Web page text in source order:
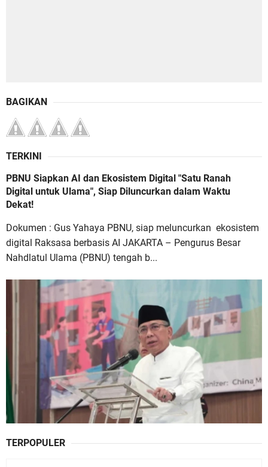
BAGIKAN
TERKINI
PBNU Siapkan AI dan Ekosistem Digital "Satu Ranah
Digital untuk Ulama", Siap Diluncurkan dalam Waktu
Dekat!
Dokumen : Gus Yahaya PBNU, siap meluncurkan ekosistem
digital Raksasa berbasis AI JAKARTA – Pengurus Besar
Nahdlatul Ulama (PBNU) tengah b...
TERPOPULER